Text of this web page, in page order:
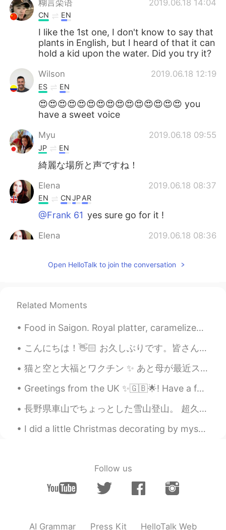
糊言栾语 2019.06.18 14:04
CN EN
I like the 1st one, I don't know to say that
plants in English, but I heard of that it can
hold a kid upon the water. Did you try it?
Wilson 2019.06.18 12:19
ES EN
😍😍😍😍😍😍😍😍😍😍😍😍😍😍😍 you
have a sweet voice
Myu 2019.06.18 09:55
JP EN
綺麗な場所と声ですね！
Elena 2019.06.18 08:37
EN CNJPAR
@Frank 61 yes sure go for it !
Elena 2019.06.18 08:36
@Danielayes it is 😊
EN CN JPAR
@SMariel it is isn’t it 😊
Elena 2019.06.18 08:35
@.. cheers 😊
2019.06.18 07:56
I like yours accent 😊
Joy Wong 2019.06.18 07:31
authentic British accent.
Open HelloTalk to join the conversation
Related Moments
Food in Saigon. Royal platter, caramelized pork (thit kho tieu?) together with Vietnamese rice an...
こんにちは！👋🏻 お久しぶりです。皆さんは元気ですか？ 最近は友達と一緒に炭焼きの料理を食べに行きました。👯‍♀️ あの店は「炭火焼御膳 日本橋けいすけ」です。 美味しすぎたので、2回レストラ...
猫と空と大福とワクチン ✨ あと母が最近スマホデビューしました。 スタンプの使い方がかわいいです 笑 ❶ Eくん家のおじいちゃんネコ 🐈 ❷ 夕焼けの写真は運転中だったので妹に撮ってもら...
Greetings from the UK ✨🇬🇧🌟! Have a fabulous day everyone ! Happy Tuesday ! 💜💜💜💜 Tower Bridg...
長野県車山でちょっとした雪山登山。 超久しぶりですが、とても楽しかったてます。登山者・観光客もほぼいなくてコロナ禍でも割と安心して行けるかなという印象でした。 青空は本当に素敵ですね❄️ Ca...
I did a little Christmas decorating by myself. I don’t know why I did it since I won’t have anyon...
Follow us
AI Grammar Press Kit HelloTalk Web